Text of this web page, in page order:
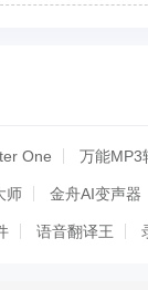
One 万能MP3
师 金舟AI变声器
语音翻译王